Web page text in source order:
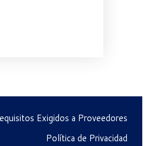
Exigidos a Proveedores
Política de Privacidad